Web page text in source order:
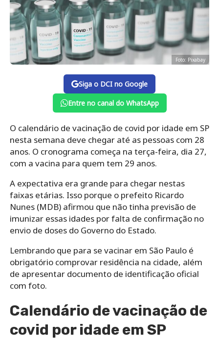
Foto: Pixabay
Siga o DCI no Google
Entre no canal do WhatsApp
O calendário de vacinação de covid por idade em SP
nesta semana deve chegar até as pessoas com 28
anos. O cronograma começa na terça-feira, dia 27,
com a vacina para quem tem 29 anos.
A expectativa era grande para chegar nestas
faixas etárias. Isso porque o prefeito Ricardo
Nunes (MDB) afirmou que não tinha previsão de
imunizar essas idades por falta de confirmação no
envio de doses do Governo do Estado.
Lembrando que para se vacinar em São Paulo é
obrigatório comprovar residência na cidade, além
de apresentar documento de identificação oficial
com foto.
Calendário de vacinação de
covid por idade em SP